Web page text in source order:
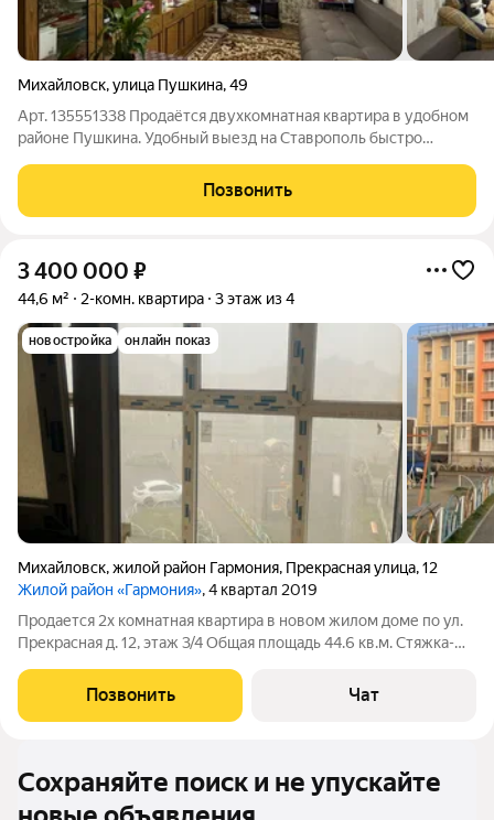
Михайловск,улица Пушкина,49
Арт. 135551338 Продаётся двухкомнатная квартира в удобном
районе Пушкина. Удобный выезд на Ставрополь быстро
Ставрополя. Сетевые магазины в
Позвонить
3 400 000 ₽
44,6 м² 2-комн. квартира 3 этаж из 4
новостройка онлайн показ
Михайловск,жилой район Гармония, Прекрасная улица,12
Жилой район «Гармония», 4 квартал 2019
Продается 2х комнатная квартира в новом жилом доме по ул.
Прекрасная д. 12, этаж 3/4 Общая площадь 44.6 кв.м. Стяжка-
подъезд на 36 квартир, просторный современный холл,
закрытая секция с
Позвонить Чат
Сохраняйте поиск и не упускайте